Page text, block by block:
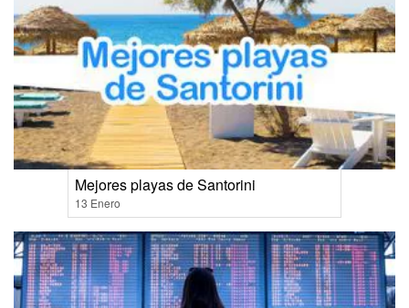
Mejores playas de Santorini
13 Enero